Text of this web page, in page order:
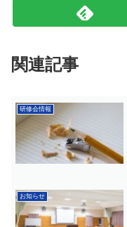
関連記事
研修会情報
お知らせ